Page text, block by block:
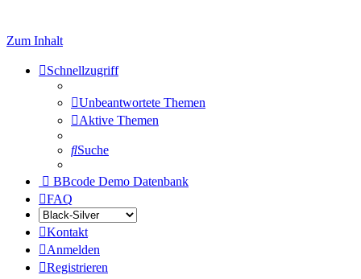
Zum Inhalt
Schnellzugriff
Unbeantwortete Themen
Aktive Themen
Suche
BBcode Demo Datenbank
FAQ
Kontakt
Anmelden
Registrieren